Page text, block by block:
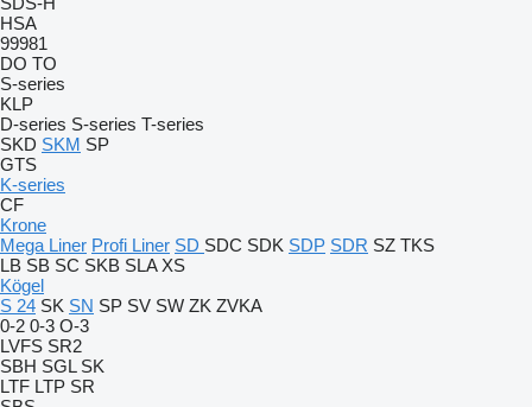
HSA
99981
DO TO
S-series
KLP
D-series S-series T-series
SKD SKM SP
GTS
K-series
CF
Krone
Mega Liner Profi Liner SD SDC SDK SDP SDR SZ TKS
LB SB SC SKB SLA XS
Kögel
S 24 SK SN SP SV SW ZK ZVKA
0-2 0-3 O-3
LVFS SR2
SBH SGL SK
LTF LTP SR